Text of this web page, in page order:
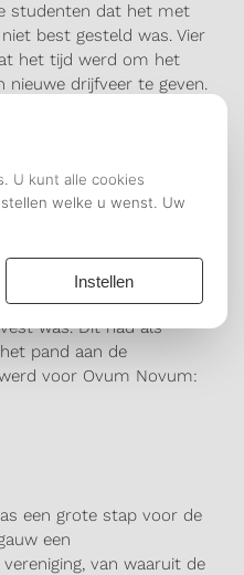
studenten dat het met
best gesteld was. Vier
het tijd werd om het
nieuwe drijfveer te geven.
op te richten. Om het
traditionele en jonge
werd de naam
kreeg al snel vorm.
Novum uit tot één van
van Nijmegen. Met zo'n
onderkomen te
kroegen waar
was. Dit had als
pand aan de
voor Ovum Novum:
een grote stap voor de
een
van waaruit de